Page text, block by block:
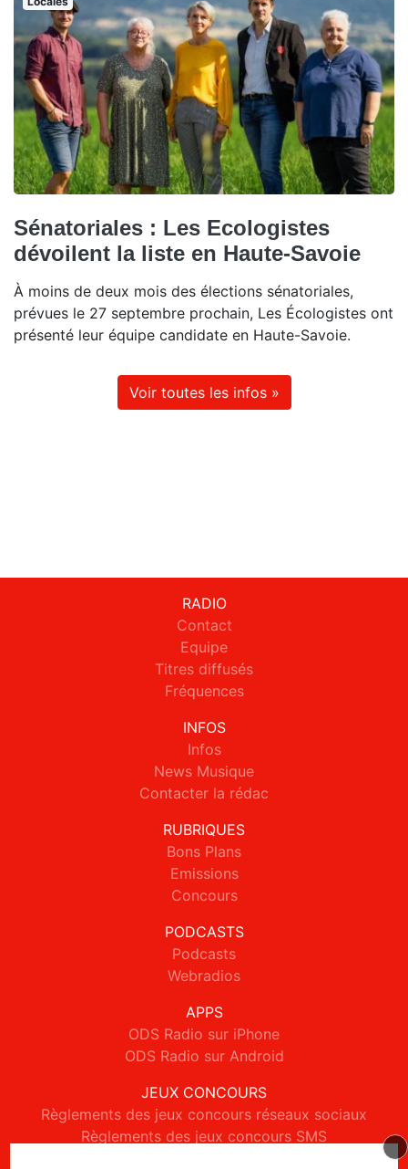
Sénatoriales : Les Ecologistes
dévoilent la liste en Haute-Savoie
À moins de deux mois des élections sénatoriales,
prévues le 27 septembre prochain, Les Écologistes ont
présenté leur équipe candidate en Haute-Savoie.
Voir toutes les infos »
RADIO
Contact
Equipe
Titres diffusés
Fréquences
INFOS
Infos
News Musique
Contacter la rédac
RUBRIQUES
Bons Plans
Emissions
Concours
PODCASTS
Podcasts
Webradios
APPS
ODS Radio sur iPhone
ODS Radio sur Android
JEUX CONCOURS
Règlements des jeux concours réseaux sociaux
Règlements des jeux concours SMS